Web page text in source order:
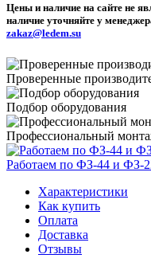
Цены и наличие на сайте не
наличие уточняйте у
zakaz@ledem.su
Проверенные
Подбор оборудования
Профессиональный
Работаем по ФЗ-44 и ФЗ-
Характеристики
Как купить
Оплата
Доставка
Отзывы